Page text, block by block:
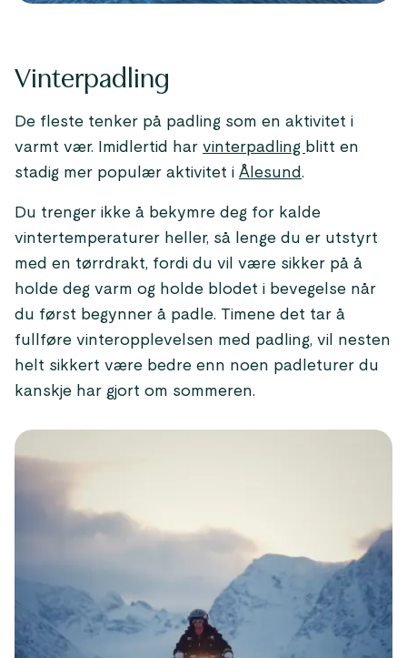
Vinterpadling
De fleste tenker på padling som en aktivitet i
varmt vær. Imidlertid har vinterpadling blitt en
stadig mer populær aktivitet i Ålesund.
Du trenger ikke å bekymre deg for kalde
vintertemperaturer heller, så lenge du er utstyrt
med en tørrdrakt, fordi du vil være sikker på å
holde deg varm og holde blodet i bevegelse når
du først begynner å padle. Timene det tar å
fullføre vinteropplevelsen med padling, vil nesten
helt sikkert være bedre enn noen padleturer du
kanskje har gjort om sommeren.